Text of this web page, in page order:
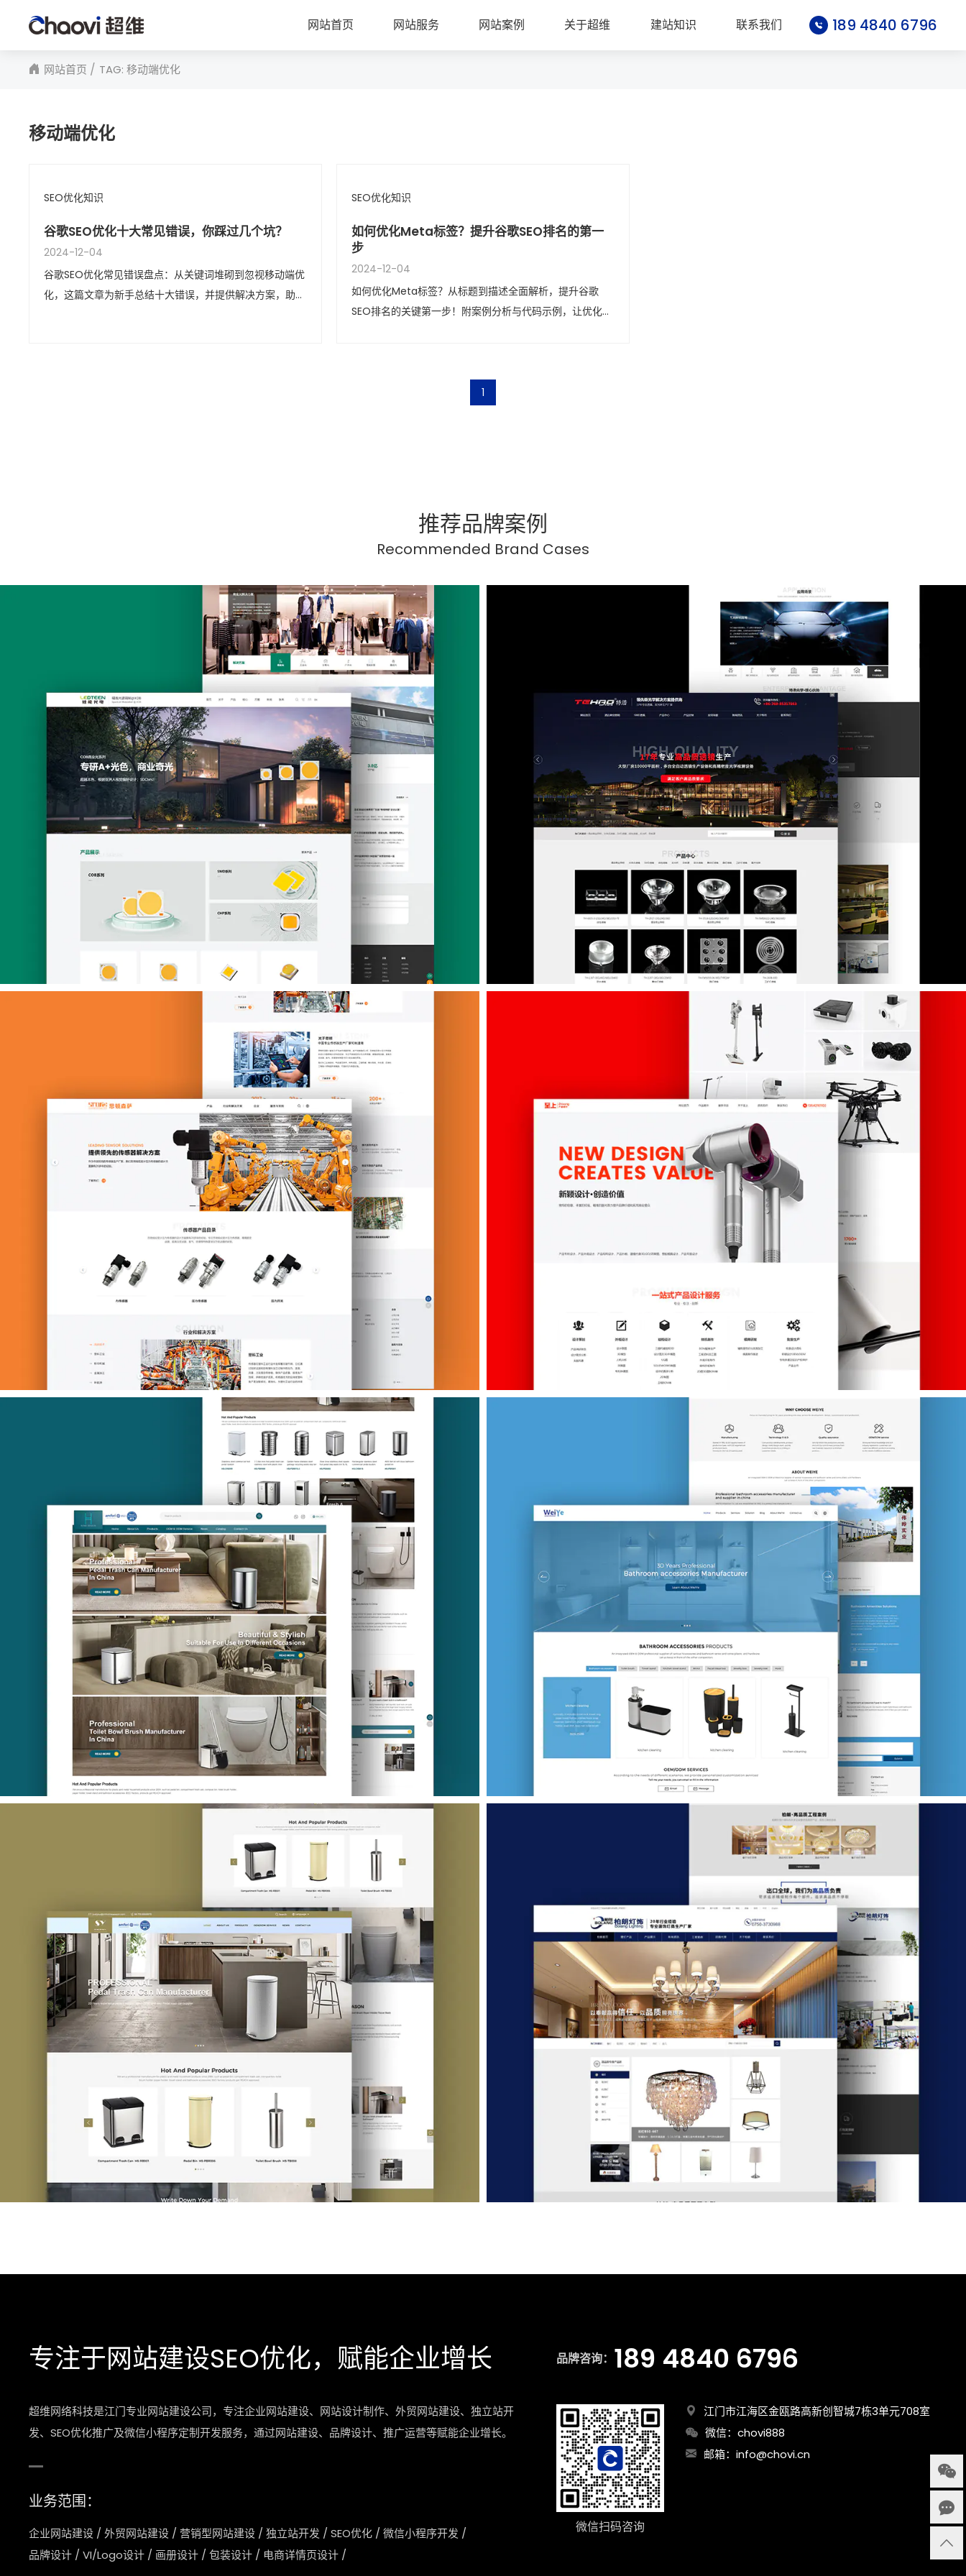
网站首页 网站服务 网站案例 关于超维 建站知识 联系我们 189 4840 6796
网站首页 TAG: 移动端优化
移动端优化
SEO优化知识
谷歌SEO优化十大常见错误，你踩过几个坑？
2024-12-04
谷歌SEO优化常见错误盘点：从关键词堆砌到忽视移动端优
化，这篇文章为新手总结十大错误，并提供解决方案，助你
SEO优化知识
如何优化Meta标签？提升谷歌SEO排名的第一
步
2024-12-04
如何优化Meta标签？从标题到描述全面解析，提升谷歌
SEO排名的关键第一步！附案例分析与代码示例，让优化更
1
推荐品牌案例
Recommended Brand Cases
专注于网站建设SEO优化，赋能企业增长
超维网络科技是江门专业网站建设公司，专注企业网站建设、网站设计制作、外贸网站建设、独立站开
发、SEO优化推广及微信小程序定制开发服务，通过网站建设、品牌设计、推广运营等赋能企业增长。
业务范围：
企业网站建设 /外贸网站建设 / 营销型网站建设 /独立站开发 /SEO优化 /微信小程序开发 /
品牌设计 /VI/Logo设计 / 画册设计 /包装设计 / 电商详情页设计 /
品牌咨询： 189 4840 6796
微信扫码咨询
江门市江海区金瓯路高新创智城7栋3单元708室
微信：chovi888
邮箱： info@chovi.cn